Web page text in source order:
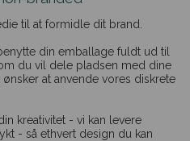
til at formidle dit brand.
din emballage fuldt ud til
du vil dele pladsen med dine
at anvende vores diskrete
kreativitet - vi kan levere
- så ethvert design du kan